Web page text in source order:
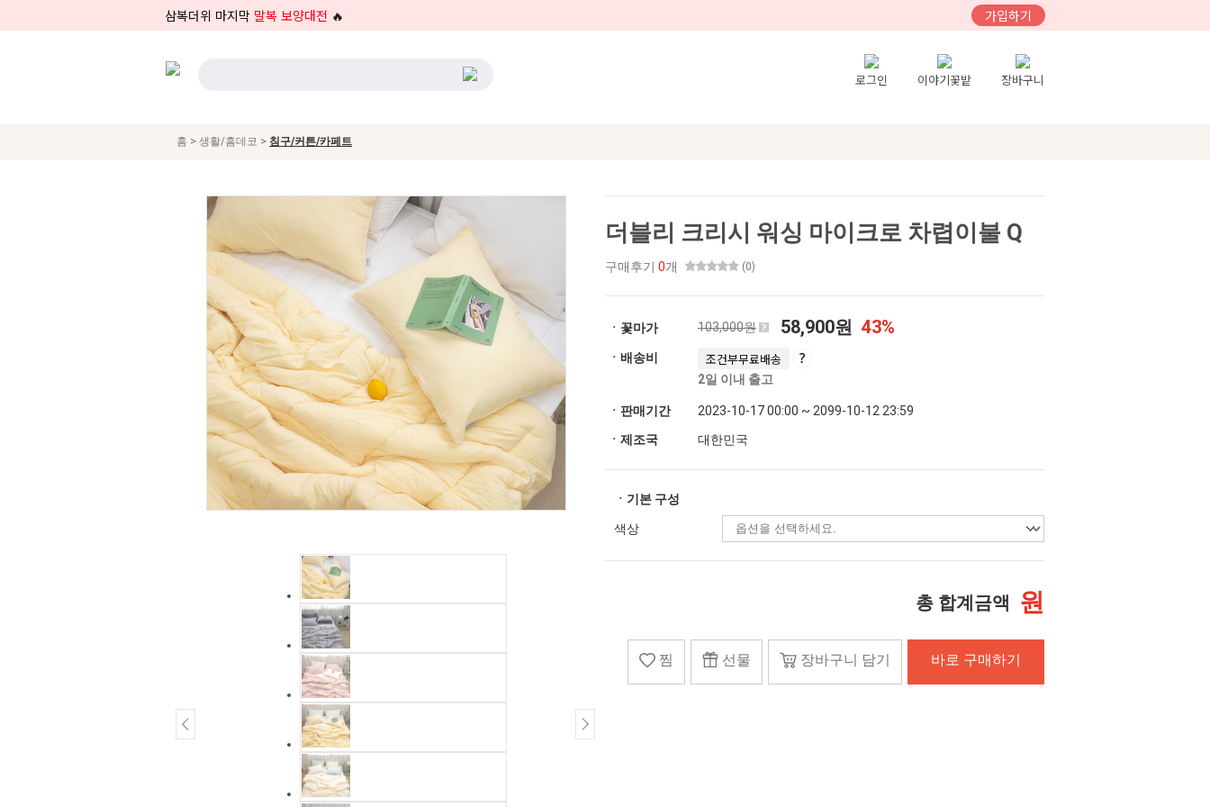
삼복더위 마지막 말복 보양대전 🔥 가입하기
로그인 이야기꽃밭 장바구니
홈 > 생활/홈데코 > 침구/커튼/카페트
더블리 크리시 워싱 마이크로 차렵이불 Q
구매후기 0개 (0)
ㆍ꽃마가 103,000원 58,900원 43%
ㆍ배송비 조건부무료배송
2일 이내 출고
ㆍ판매기간
2023-10-17 00:00 ~ 2099-10-12 23:59
ㆍ제조국
대한민국
ㆍ기본 구성
색상
총 합계금액 원
찜 선물 장바구니 담기 바로 구매하기